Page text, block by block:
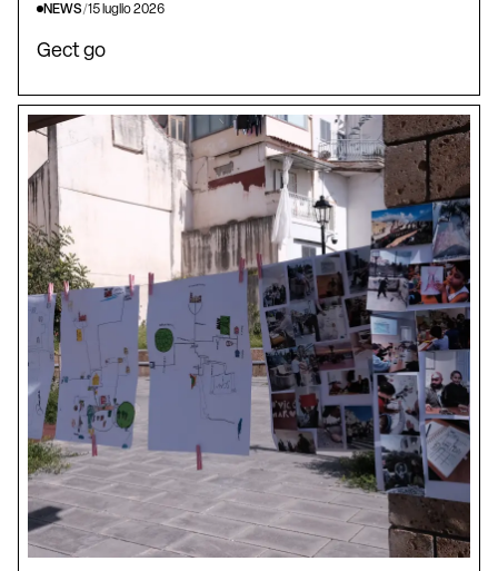
NEWS/15 luglio 2026
Gect go